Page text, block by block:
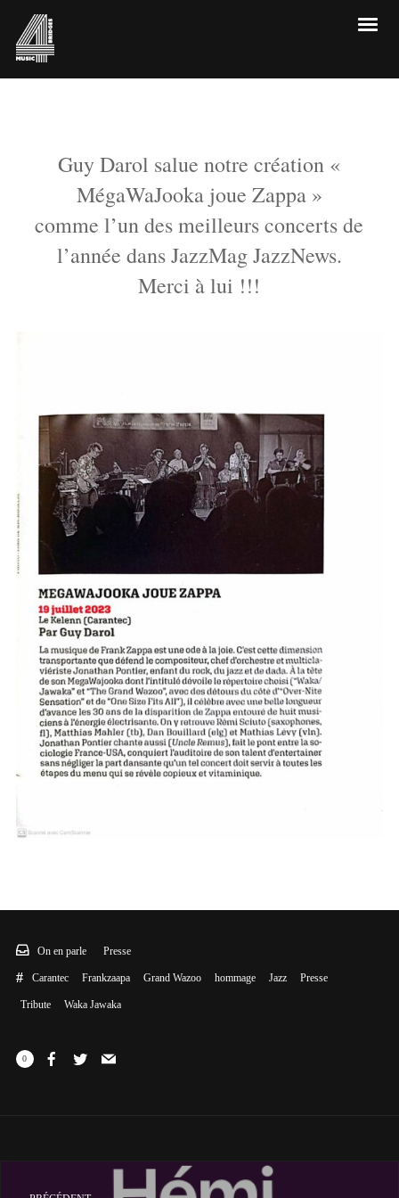
Guy Darol salue notre création «
MégaWaJooka joue Zappa »
comme l’un des meilleurs concerts de
l’année dans JazzMag JazzNews.
Merci à lui !!!
On en parle Presse
Carantec Frankzaapa Grand Wazoo hommage Jazz Presse
Tribute Waka Jawaka
0